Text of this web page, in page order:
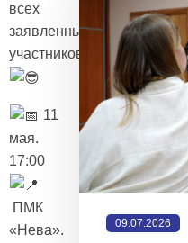
всех
заявленных
участников!
11
мая.
17:00
ПМК
«Нева».
09.07.2026